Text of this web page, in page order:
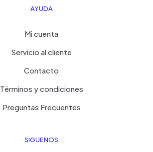
AYUDA
Mi cuenta
Servicio al cliente
Contacto
Términos y condiciones
Preguntas Frecuentes
SIGUENOS